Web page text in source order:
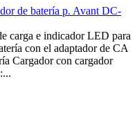
de batería p. Avant DC-
carga e indicador LED para
con el adaptador de CA
Cargador con cargador